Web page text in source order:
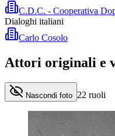
C.D.C. - Cooperativa
Dialoghi italiani
Carlo Cosolo
Attori originali e
Nascondi foto 22 ruoli